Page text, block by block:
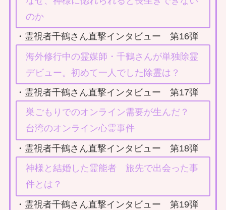
のか
・霊視者千鶴さん直撃インタビュー 第16弾
海外修行中の霊媒師・千鶴さんが単独除霊
デビュー。初めて一人でした除霊は？
・霊視者千鶴さん直撃インタビュー 第17弾
巣ごもりでのオンライン需要が生んだ？
台湾のオンライン心霊事件
・霊視者千鶴さん直撃インタビュー 第18弾
神様と結婚した霊能者 旅先で出会った事
件とは？
・霊視者千鶴さん直撃インタビュー 第19弾